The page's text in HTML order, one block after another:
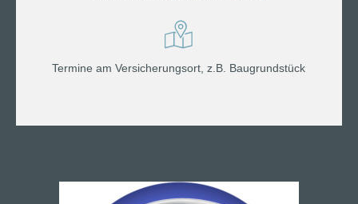
Termine am Versicherungsort, z.B. Baugrundstück